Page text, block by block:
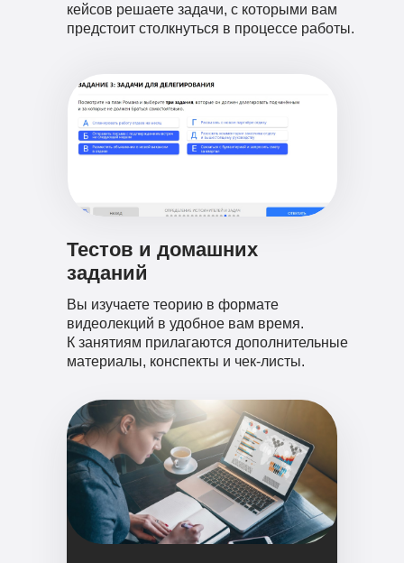
Тестов и домашних
заданий
Вы изучаете теорию в формате
видеолекций в удобное вам время.
К занятиям прилагаются дополнительные
материалы, конспекты и чек-листы.
кейсов решаете задачи, с которыми вам
предстоит столкнуться в процессе работы.